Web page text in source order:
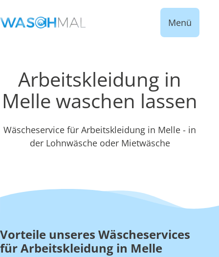
Menü
Arbeitskleidung in
Melle waschen lassen
Wäscheservice für Arbeitskleidung in Melle - in
der Lohnwäsche oder Mietwäsche
Vorteile unseres Wäscheservices
für Arbeitskleidung in Melle